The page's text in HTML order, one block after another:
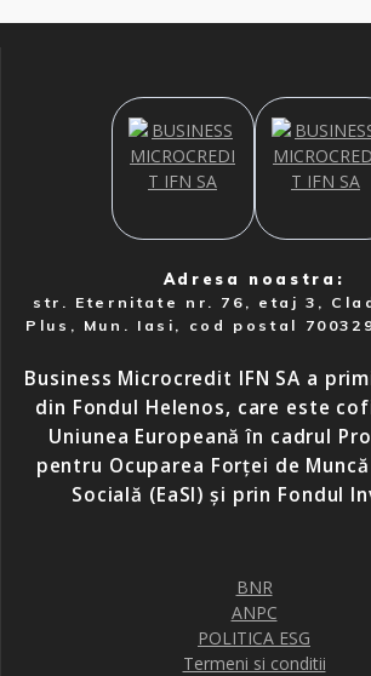
Adresa noastra:
str. Eternitate nr. 76, etaj 3,
Plus, Mun. Iasi, cod postal
Business Microcredit IFN SA a
din Fondul Helenos, care este
Uniunea Europeană în cadrul
pentru Ocuparea Forței de
Socială (EaSI) și prin Fondul
BNR
ANPC
POLITICA ESG
Termeni si conditii